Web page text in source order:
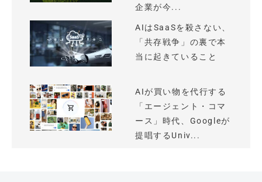
企業が今...
AIはSaaSを殺さない、
「共存戦争」の裏で本
当に起きていること
AIが買い物を代行する
「エージェント・コマ
ース」時代、Googleが
提唱するUniv...